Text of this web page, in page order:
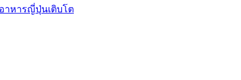
าหารญี่ปุ่นเติบโต